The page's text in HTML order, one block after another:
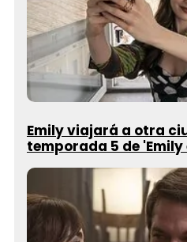
Emily viajará a otra
temporada 5 de 'Emily